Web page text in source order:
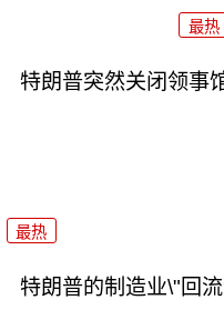
最热
特朗普突然关闭领事
最热
特朗普的制造业\"回